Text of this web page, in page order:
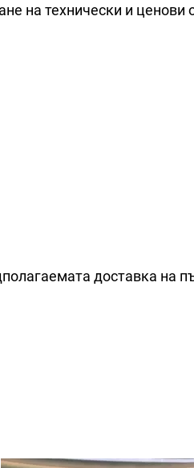
на технически и ценови
доставка на